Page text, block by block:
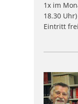
1x im
18.30 Uhr)
Eintritt frei